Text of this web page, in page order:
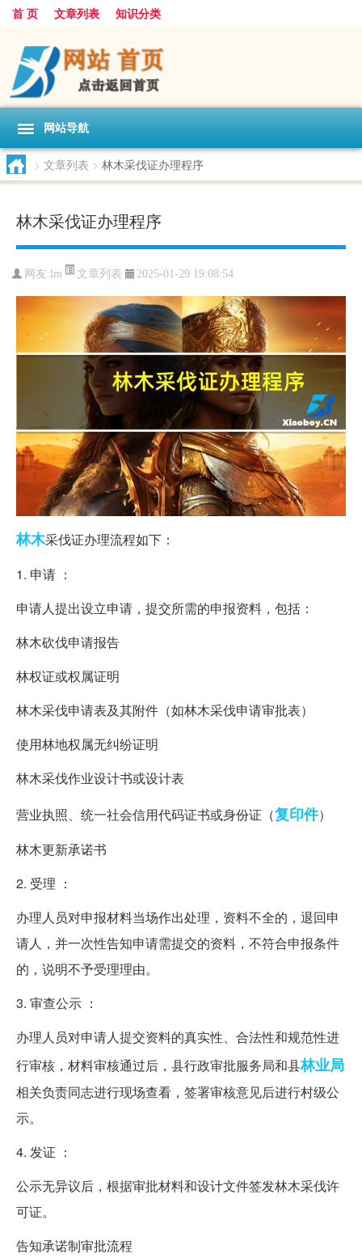
首 页 文章列表 知识分类
网站导航
> 文章列表 > 林木采伐证办理程序
林木采伐证办理程序
网友:lm 文章列表 2025-01-29 19:08:54
林木采伐证办理流程如下：
1. 申请 ：
申请人提出设立申请，提交所需的申报资料，包括：
林木砍伐申请报告
林权证或权属证明
林木采伐申请表及其附件（如林木采伐申请审批表）
使用林地权属无纠纷证明
林木采伐作业设计书或设计表
营业执照、统一社会信用代码证书或身份证（复印件）
林木更新承诺书
2. 受理 ：
办理人员对申报材料当场作出处理，资料不全的，退回申
请人，并一次性告知申请需提交的资料，不符合申报条件
的，说明不予受理理由。
3. 审查公示 ：
办理人员对申请人提交资料的真实性、合法性和规范性进
行审核，材料审核通过后，县行政审批服务局和县林业局
相关负责同志进行现场查看，签署审核意见后进行村级公
示。
4. 发证 ：
公示无异议后，根据审批材料和设计文件签发林木采伐许
可证。
告知承诺制审批流程